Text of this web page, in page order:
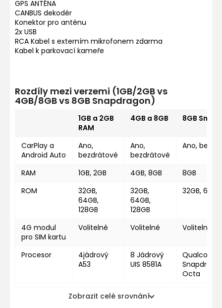
GPS ANTÉNA
CANBUS dekodér
Konektor pro anténu
2x USB
RCA Kabel s externím mikrofonem zdarma
Kabel k parkovací kameře
Rozdíly mezi verzemi (1GB/2GB vs
4GB/8GB vs 8GB Snapdragon)
1GB a 2GB
RAM
4GB a 8GB 8GB
CarPlay a
Android Auto
Ano,
bezdrátové
Ano,
bezdrátové
Ano,
RAM 1GB, 2GB 4GB, 8GB
8GB
ROM
32GB,
64GB,
128GB
32GB,
64GB,
128GB
32GB,
4G modul
pro SIM kartu
Volitelné Volitelné Volitelné
Procesor
4jádrový
A53
8 Jádrový
UIS 8581A
Octa
Zobrazit celé srovnání